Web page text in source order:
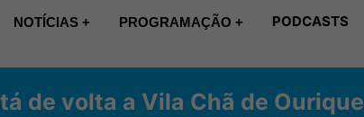
NOTÍCIAS + PROGRAMAÇÃO + PODCASTS
de volta a Vila Chã de Ourique